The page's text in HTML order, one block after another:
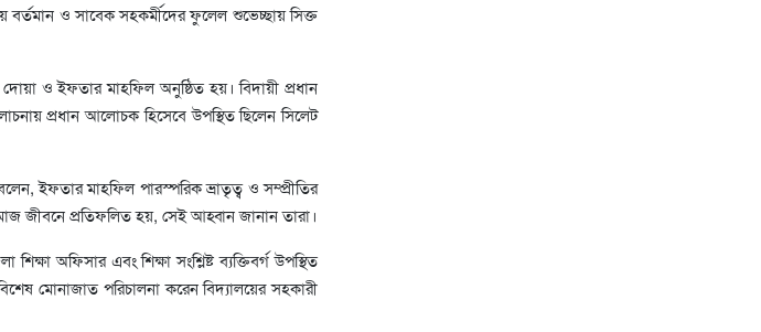
ও সাবেক সহকর্মীদের ফুলেল শুভেচ্ছায় সিক্ত
দোয়া ও ইফতার মাহফিল অনুষ্ঠিত হয়। বিদায়ী প্রধান
প্রধান আলোচক হিসেবে উপস্থিত ছিলেন সিলেট
ইফতার মাহফিল পারস্পরিক ভ্রাতৃত্ব ও সম্প্রীতির
জীবনে প্রতিফলিত হয়, সেই আহ্বান জানান তারা।
অফিসার এবং শিক্ষা সংশ্লিষ্ট ব্যক্তিবর্গ উপস্থিত
মোনাজাত পরিচালনা করেন বিদ্যালয়ের সহকারী